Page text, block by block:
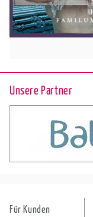
Unsere Partner
Für Kunden